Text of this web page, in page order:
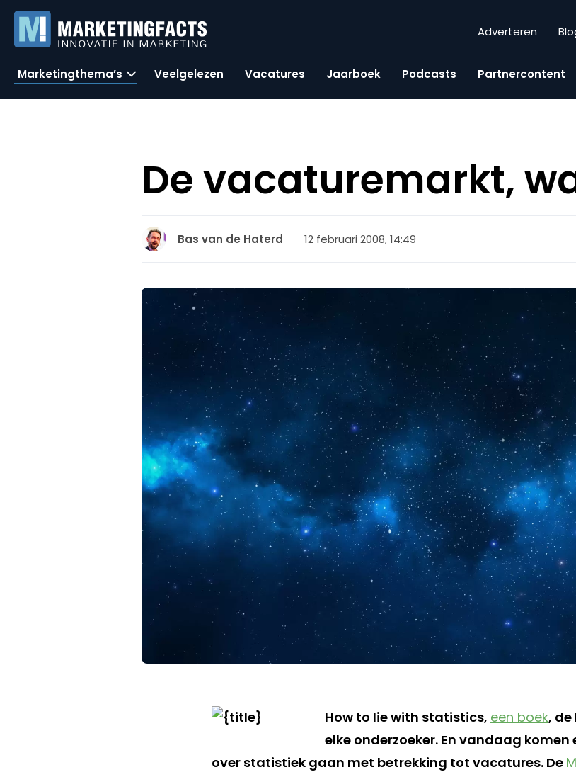
Adverteren
Marketingthema’s Veelgelezen Vacatures Jaarboek Podcasts Partnercontent
De vacaturemarkt,
Bas van de Haterd 12 februari 2008, 14:49
How to lie with statistics, een boek, de
elke onderzoeker. En vandaag
over statistiek gaan met betrekking tot vacatures. De